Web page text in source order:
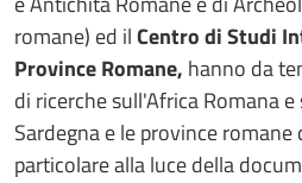
romane) ed ilCentro di Studi
Province Romane, hanno da
di ricerche sull'Africa Romana
Sardegna e le province
particolare alla luce della